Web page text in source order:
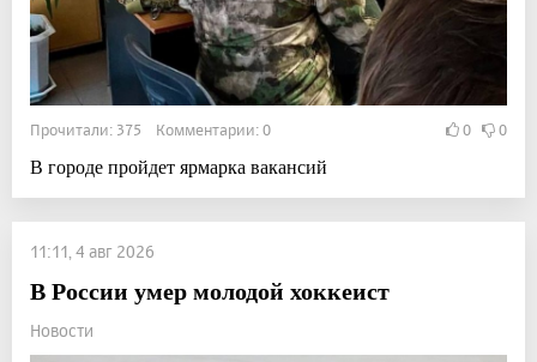
Прочитали: 375 Комментарии: 0 0 0
В городе пройдет ярмарка вакансий
11:11, 4 авг 2026
В России умер молодой хоккеист
Новости